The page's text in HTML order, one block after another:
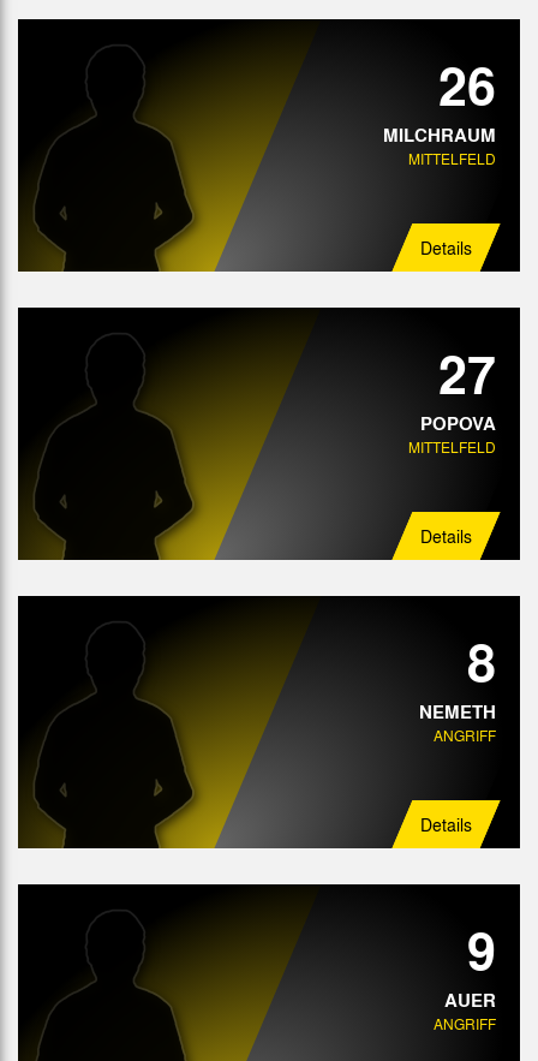
26
MILCHRAUM
MITTELFELD
Details
27
POPOVA
MITTELFELD
Details
8
NEMETH
ANGRIFF
Details
9
AUER
ANGRIFF